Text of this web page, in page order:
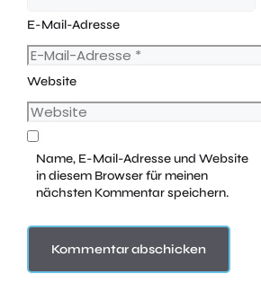
E-Mail-Adresse
Website
Name, E-Mail-Adresse und Website
in diesem Browser für meinen
nächsten Kommentar speichern.